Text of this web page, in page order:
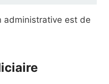
administrative est de